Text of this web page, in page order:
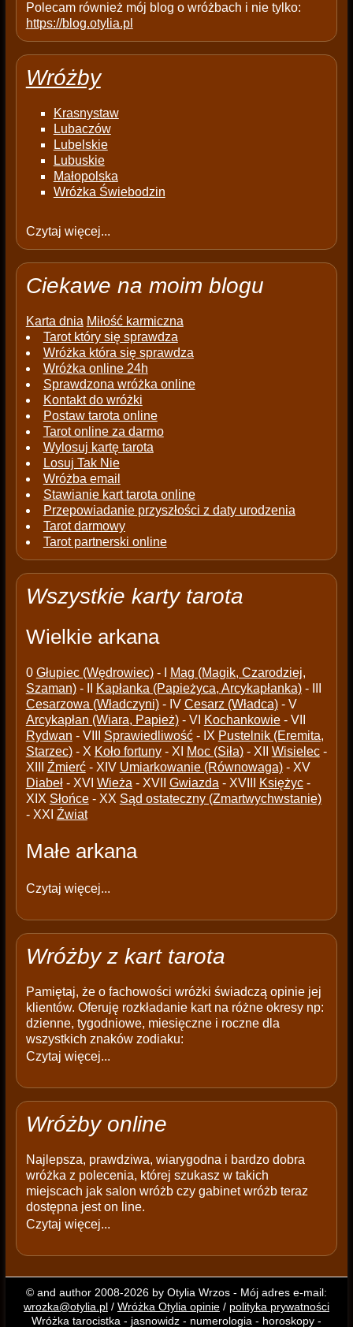
Polecam również mój blog o wróżbach i nie tylko:
https://blog.otylia.pl
Wróżby
Krasnystaw
Lubaczów
Lubelskie
Lubuskie
Małopolska
Wróżka Świebodzin
Czytaj więcej...
Ciekawe na moim blogu
Karta dnia Miłość karmiczna
Tarot który się sprawdza
Wróżka która się sprawdza
Wróżka online 24h
Sprawdzona wróżka online
Kontakt do wróżki
Postaw tarota online
Tarot online za darmo
Wylosuj kartę tarota
Losuj Tak Nie
Wróżba email
Stawianie kart tarota online
Przepowiadanie przyszłości z daty urodzenia
Tarot darmowy
Tarot partnerski online
Wszystkie karty tarota
Wielkie arkana
0 Głupiec (Wędrowiec)- I
Mag (Magik, Czarodziej,
Szaman)- II Kapłanka (Papieżyca, Arcykapłanka)- III
Cesarzowa (Władczyni)- IV Cesarz (Władca)- V
Arcykapłan (Wiara, Papież)- VI Kochankowie- VII
Rydwan - VIII Sprawiedliwość- IX Pustelnik (Eremita,
Starzec)- X Koło fortuny- XI Moc (Siła)- XII Wisielec-
XIII Źmierć- XIV Umiarkowanie (Równowaga)- XV
Diabeł- XVI Wieża - XVII Gwiazda - XVIII Księżyc-
XIX Słońce- XX Sąd ostateczny (Zmartwychwstanie)
- XXI Źwiat
Małe arkana
Czytaj więcej...
Wróżby z kart tarota
Pamiętaj, że o fachowości wróżki świadczą opinie jej
klientów. Oferuję rozkładanie kart na różne okresy np:
dzienne, tygodniowe, miesięczne i roczne dla
wszystkich znaków zodiaku:
Czytaj więcej...
Wróżby online
Najlepsza, prawdziwa, wiarygodna i bardzo dobra
wróżka z polecenia, której szukasz w takich
miejscach jak salon wróżb czy gabinet wróżb teraz
dostępna jest on line.
Czytaj więcej...
© and author 2008-2026 by Otylia Wrzos - Mój adres e-mail:
wrozka@otylia.pl/ Wróżka Otylia opinie/ polityka prywatności
Wróżka tarocistka - jasnowidz - numerologia - horoskopy -